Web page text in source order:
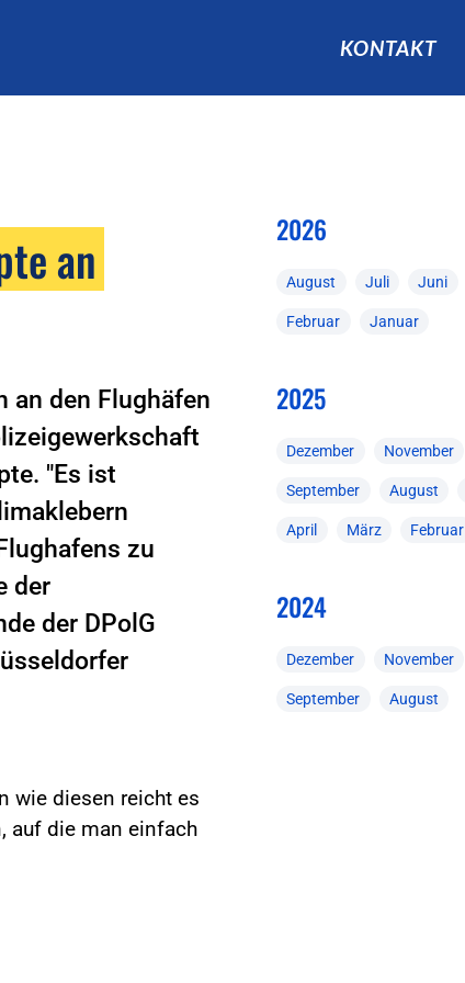
KONTAKT
an
an den Flughäfen
"Es ist
zu
der
der DPolG
wie diesen reicht es
auf die man einfach
2026
August Juli Juni
Februar Januar
2025
Dezember November
September August
April März Februar
2024
Dezember November
September August